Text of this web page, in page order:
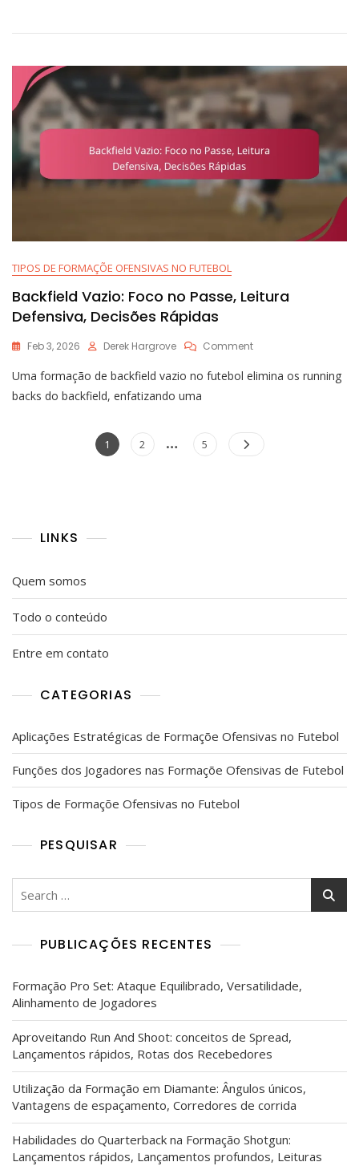
TIPOS DE FORMAÇÕE OFENSIVAS NO FUTEBOL
Backfield Vazio: Foco no Passe, Leitura
Defensiva, Decisões Rápidas
Feb 3, 2026 Derek Hargrove CommentOn
Vazio:
Leitura
Defensiva,
Uma formação de backfield vazio no futebol elimina os running
backs do backfield, enfatizando uma
Posts
pagination
Page
1 Page
2 … Page
5
LINKS
Quem somos
Todo o conteúdo
Entre em contato
CATEGORIAS
Aplicações Estratégicas de Formaçõe Ofensivas no Futebol
Funções dos Jogadores nas Formaçõe Ofensivas de Futebol
Tipos de Formaçõe Ofensivas no Futebol
PESQUISAR
Search
PUBLICAÇÕES RECENTES
Formação Pro Set: Ataque Equilibrado, Versatilidade,
Alinhamento de Jogadores
Aproveitando Run And Shoot: conceitos de Spread,
Lançamentos rápidos, Rotas dos Recebedores
Utilização da Formação em Diamante: Ângulos únicos,
Vantagens de espaçamento, Corredores de corrida
Habilidades do Quarterback na Formação Shotgun:
Lançamentos rápidos, Lançamentos profundos, Leituras